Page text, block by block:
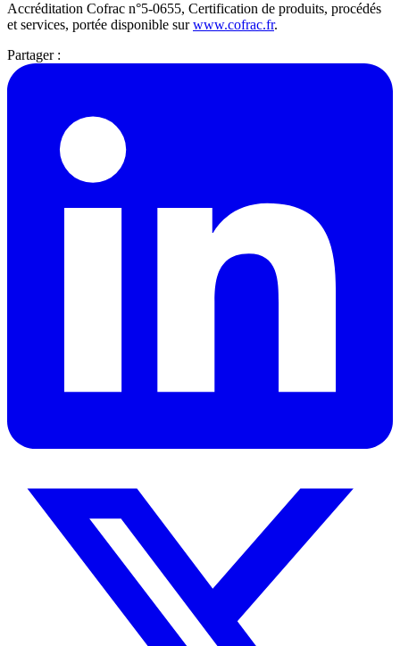
Accréditation Cofrac n°5-0655, Certification de produits, procédés
et services, portée disponible surwww.cofrac.fr.
Partager :